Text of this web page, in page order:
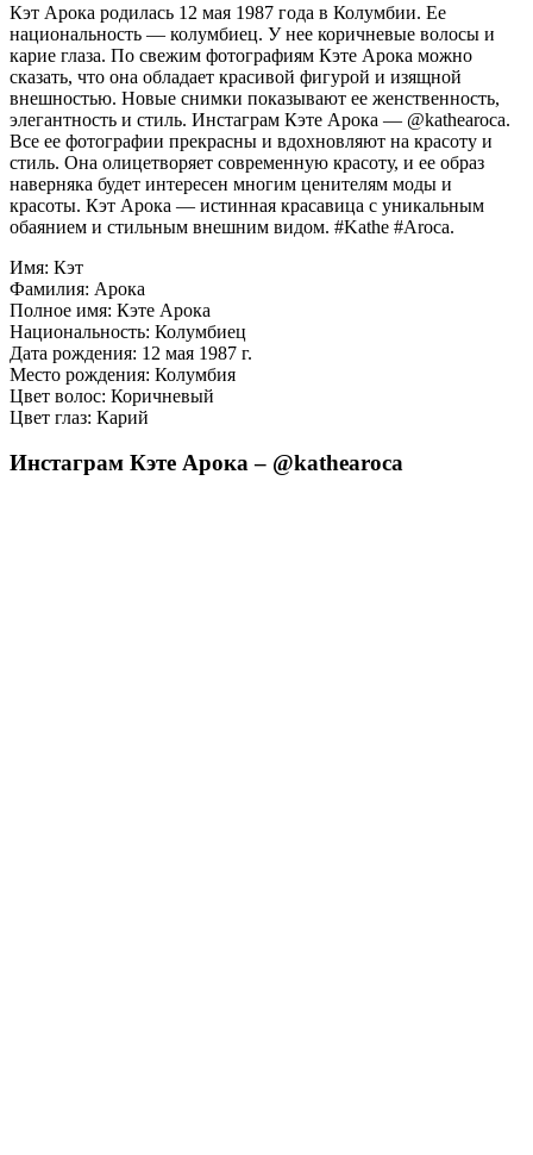
Кэт Арока родилась 12 мая 1987 года в Колумбии. Ее
национальность — колумбиец. У нее коричневые волосы и
карие глаза. По свежим фотографиям Кэте Арока можно
сказать, что она обладает красивой фигурой и изящной
внешностью. Новые снимки показывают ее женственность,
элегантность и стиль. Инстаграм Кэте Арока — @kathearoca.
Все ее фотографии прекрасны и вдохновляют на красоту и
стиль. Она олицетворяет современную красоту, и ее образ
наверняка будет интересен многим ценителям моды и
красоты. Кэт Арока — истинная красавица с уникальным
обаянием и стильным внешним видом. #Kathe #Aroca.
Имя: Кэт
Фамилия: Арока
Полное имя: Кэте Арока
Национальность: Колумбиец
Дата рождения: 12 мая 1987 г.
Место рождения: Колумбия
Цвет волос: Коричневый
Цвет глаз: Карий
Инстаграм Кэте Арока – @kathearoca